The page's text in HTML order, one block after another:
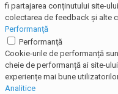
fi partajarea conținutului site-
colectarea de feedback și alte
Performanţă
Performanţă
Cookie-urile de performanță
cheie de performanță ai site-
experiențe mai bune
Analitice